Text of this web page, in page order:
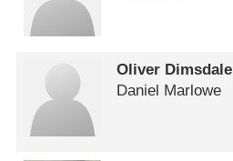
Oliver Dimsdale
Daniel Marlowe